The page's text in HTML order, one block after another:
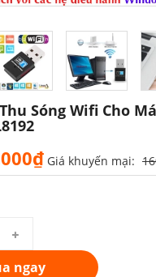
Sóng Wifi Cho
Giá khuyến mại:
ngay